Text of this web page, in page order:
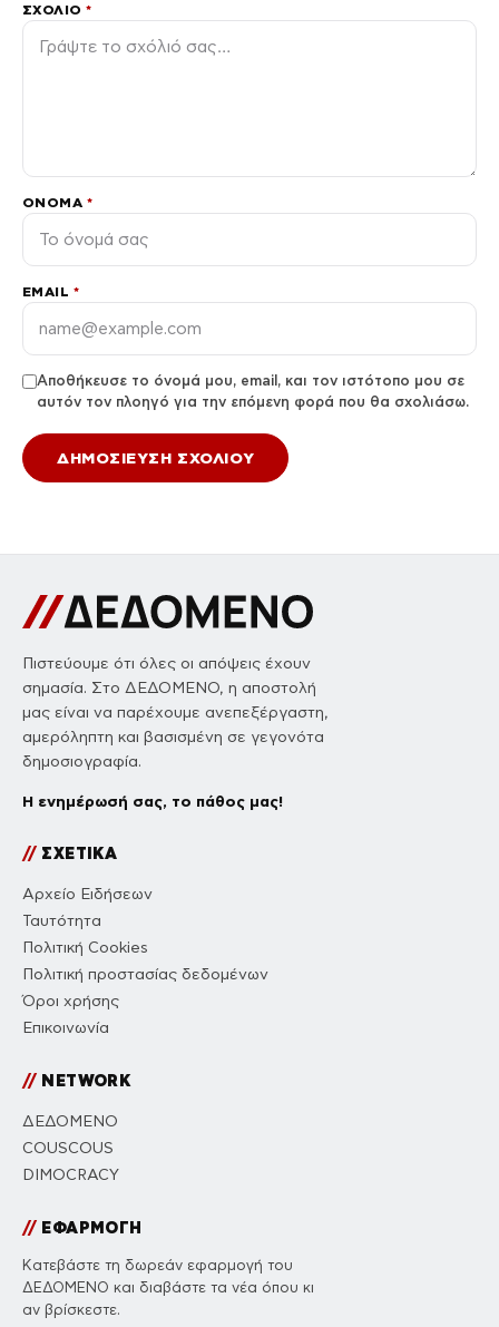
ΣΧΌΛΙΟ*
ΌΝΟΜΑ *
EMAIL *
Αποθήκευσε το όνομά μου, email, και τον ιστότοπο μου σε
αυτόν τον πλοηγό για την επόμενη φορά που θα σχολιάσω.
Πιστεύουμε ότι όλες οι απόψεις έχουν
σημασία. Στο ΔΕΔΟΜΕΝΟ, η αποστολή
μας είναι να παρέχουμε ανεπεξέργαστη,
αμερόληπτη και βασισμένη σε γεγονότα
δημοσιογραφία.
Η ενημέρωσή σας, το πάθος μας!
//ΣΧΕΤΙΚΑ
Αρχείο Ειδήσεων
Ταυτότητα
Πολιτική Cookies
Πολιτική προστασίας δεδομένων
Όροι χρήσης
Επικοινωνία
//NETWORK
ΔΕΔΟΜΕΝΟ
COUSCOUS
DIMOCRACY
//ΕΦΑΡΜΟΓΗ
Κατεβάστε τη δωρεάν εφαρμογή του
ΔΕΔΟΜΕΝΟ και διαβάστε τα νέα όπου κι
αν βρίσκεστε.